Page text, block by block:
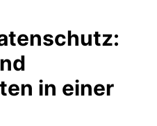
in einer